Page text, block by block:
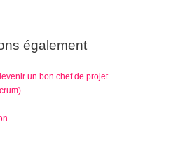
également
un bon chef de projet